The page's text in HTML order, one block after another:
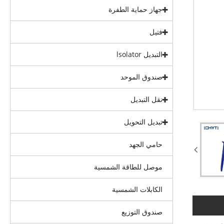
جهاز حماية الطفرة
فتيل
التبديل lsolator
صندوق الموحد
نقل التبديل
تبديل التحويل
حامي الجهد
موصل للطاقة الشمسية
الكابلات الشمسية
صندوق التوزيع